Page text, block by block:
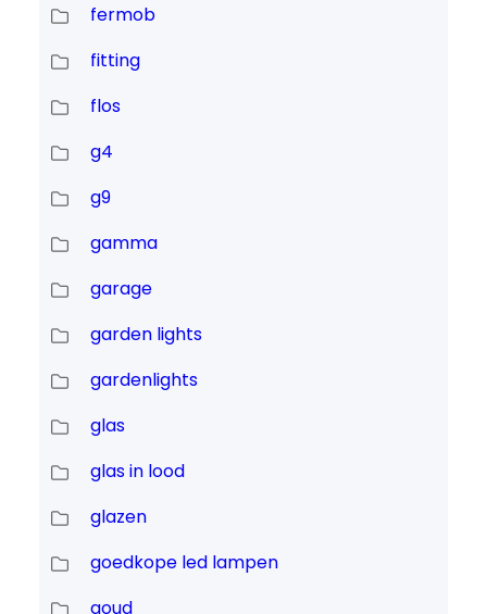
fermob
fitting
flos
g4
g9
gamma
garage
garden lights
gardenlights
glas
glas in lood
glazen
goedkope led lampen
goud